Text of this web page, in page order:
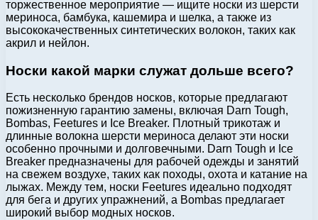
торжественное мероприятие — ищите носки из шерсти
мериноса, бамбука, кашемира и шелка, а также из
высококачественных синтетических волокон, таких как
акрил и нейлон.
Носки какой марки служат дольше всего?
Есть несколько брендов носков, которые предлагают
пожизненную гарантию замены, включая Darn Tough,
Bombas, Feetures и Ice Breaker. Плотный трикотаж и
длинные волокна шерсти мериноса делают эти носки
особенно прочными и долговечными. Darn Tough и Ice
Breaker предназначены для рабочей одежды и занятий
на свежем воздухе, таких как походы, охота и катание на
лыжах. Между тем, носки Feetures идеально подходят
для бега и других упражнений, а Bombas предлагает
широкий выбор модных носков.